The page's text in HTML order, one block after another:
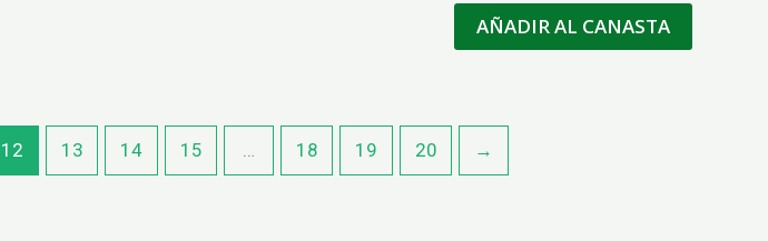
AÑADIR AL CANASTA
12 13 14 15 … 18 19 20 →